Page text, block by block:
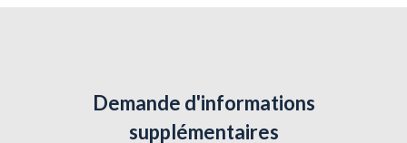
Demande d'informations
supplémentaires